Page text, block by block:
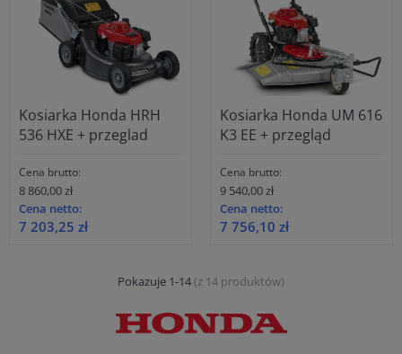
Kosiarka Honda HRH
536 HXE + przeglad
Cena brutto:
8 860,00 zł
Cena netto:
7 203,25 zł
Kosiarka Honda UM 616
K3 EE + przegląd
Cena brutto:
9 540,00 zł
Cena netto:
7 756,10 zł
Pokazuje 1-14 (z 14 produktów)